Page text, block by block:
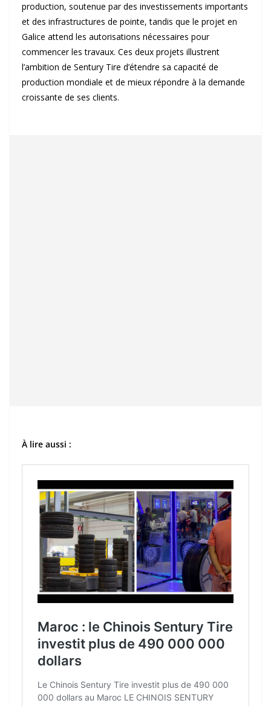
production, soutenue par des investissements importants
et des infrastructures de pointe, tandis que le projet en
Galice attend les autorisations nécessaires pour
commencer les travaux. Ces deux projets illustrent
l’ambition de Sentury Tire d’étendre sa capacité de
production mondiale et de mieux répondre à la demande
croissante de ses clients.
À lire aussi :